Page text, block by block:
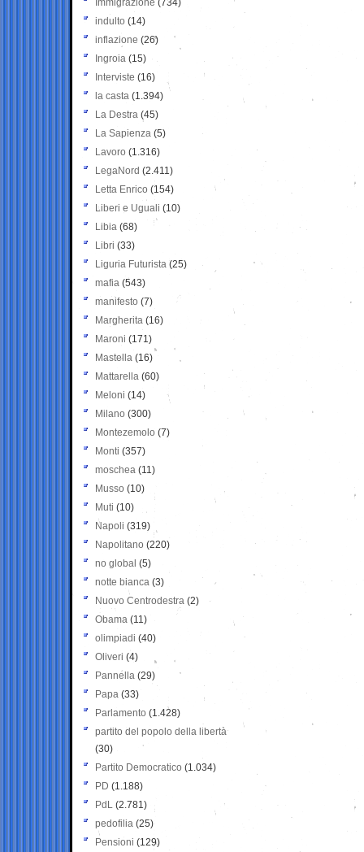
Immigrazione (734)
indulto (14)
inflazione (26)
Ingroia (15)
Interviste (16)
la casta (1.394)
La Destra (45)
La Sapienza (5)
Lavoro (1.316)
LegaNord (2.411)
Letta Enrico (154)
Liberi e Uguali (10)
Libia (68)
Libri (33)
Liguria Futurista (25)
mafia (543)
manifesto (7)
Margherita (16)
Maroni (171)
Mastella (16)
Mattarella (60)
Meloni (14)
Milano (300)
Montezemolo (7)
Monti (357)
moschea (11)
Musso (10)
Muti (10)
Napoli (319)
Napolitano (220)
no global (5)
notte bianca (3)
Nuovo Centrodestra (2)
Obama (11)
olimpiadi (40)
Oliveri (4)
Pannella (29)
Papa (33)
Parlamento (1.428)
partito del popolo della libertà
(30)
Partito Democratico (1.034)
PD (1.188)
PdL (2.781)
pedofilia (25)
Pensioni (129)